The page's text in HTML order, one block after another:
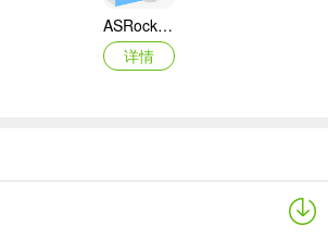
ASRock华擎IMB-A160主板BIOS
详情
映泰Hi-Fi H77S 5.x主板BIOS